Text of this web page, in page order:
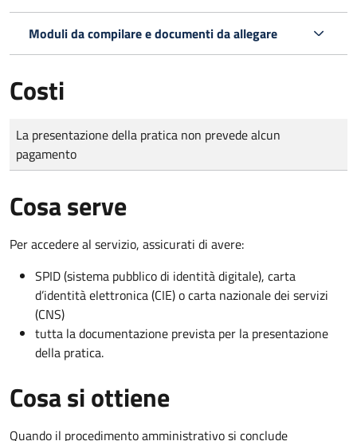
Moduli da compilare e documenti da allegare
Costi
Tipo di pagamento
Importo
La presentazione della pratica non prevede alcun
pagamento
Cosa serve
Per accedere al servizio, assicurati di avere:
SPID (sistema pubblico di identità digitale), carta
d’identità elettronica (CIE) o carta nazionale dei servizi
(CNS)
tutta la documentazione prevista per la presentazione
della pratica.
Cosa si ottiene
Quando il procedimento amministrativo si conclude